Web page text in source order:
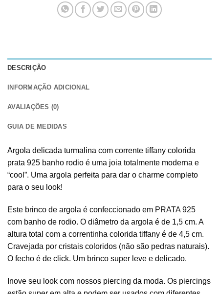
DESCRIÇÃO
INFORMAÇÃO ADICIONAL
AVALIAÇÕES (0)
GUIA DE MEDIDAS
Argola delicada turmalina com corrente tiffany colorida
prata 925 banho rodio é uma joia totalmente moderna e
“cool”. Uma argola perfeita para dar o charme completo
para o seu look!
Este brinco de argola é confeccionado em PRATA 925
com banho de rodio. O diâmetro da argola é de 1,5 cm. A
altura total com a correntinha colorida tiffany é de 4,5 cm.
Cravejada por cristais coloridos (não são pedras naturais).
O fecho é de click. Um brinco super leve e delicado.
Inove seu look com nossos piercing da moda. Os piercings